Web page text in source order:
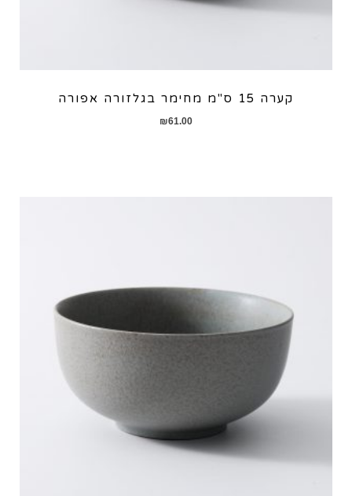
קערה 15 ס"מ מחימר בגלזורה אפורה
₪61.00